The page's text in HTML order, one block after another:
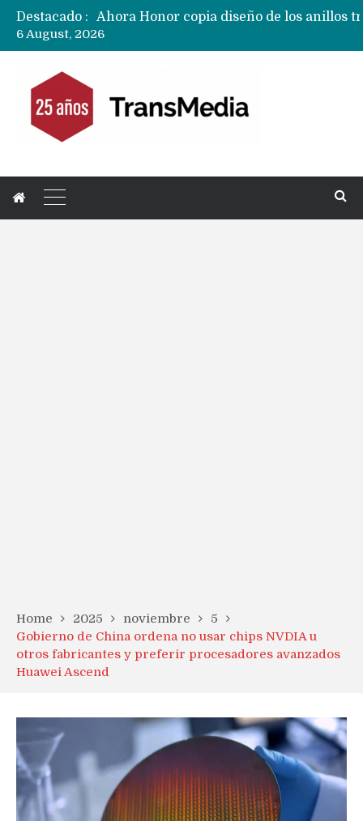
Destacado :
6 August, 2026
Home 2025 noviembre
5
Gobierno de China ordena no usar chips NVDIA u
otros fabricantes y preferir procesadores avanzados
Huawei Ascend